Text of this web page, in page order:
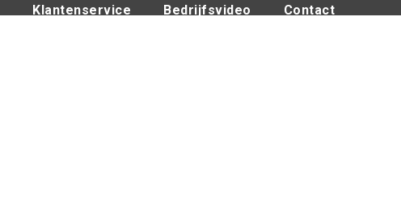
Klantenservice Bedrijfsvideo Contact